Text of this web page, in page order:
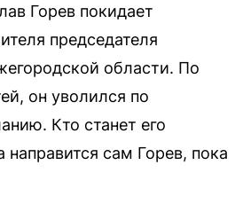
Горев покидает
председателя
области. По
он уволился по
Кто станет его
сам Горев, пока